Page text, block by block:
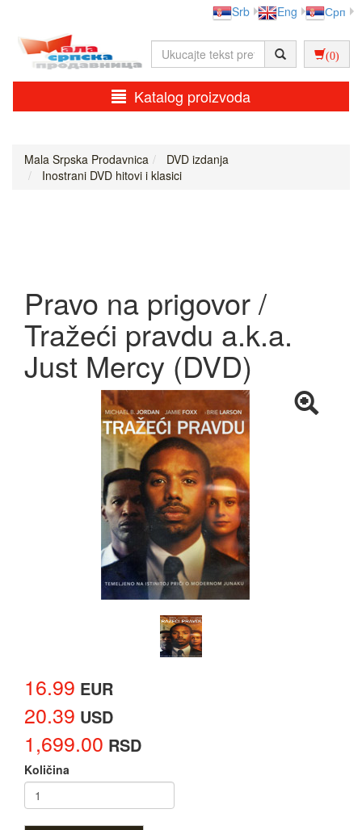
Srb Eng Срп
(0)
Katalog proizvoda
Mala Srpska Prodavnica
DVD izdanja
Inostrani DVD hitovi i klasici
Pravo na prigovor /
Tražeći pravdu a.k.a.
Just Mercy (DVD)
16.99 EUR
20.39 USD
1,699.00 RSD
Količina